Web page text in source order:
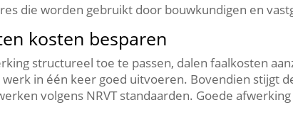
die worden gebruikt door bouwkundigen en
kosten besparen
structureel toe te passen, dalen faalkosten
in één keer goed uitvoeren.​ Bovendien stijgt
volgens NRVT standaarden.​ Goede